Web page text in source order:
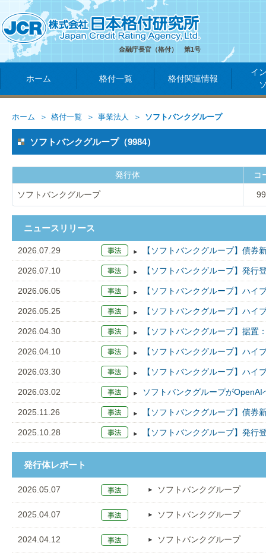
金融庁長官（格付） 第1号
ホーム 格付一覧 格付関連情報
イ
ホーム 格付一覧 事業法人 ソフトバンクグループ
ソフトバンクグループ（9984）
発行体 コ
ソフトバンクグループ
ニュースリリース
2026.07.29 【ソフトバンクグループ】債券
2026.07.10 【ソフトバンクグループ】発行
2026.06.05 【ソフトバンクグループ】ハイ
2026.05.25 【ソフトバンクグループ】ハイ
2026.04.30 【ソフトバンクグループ】据置
2026.04.10 【ソフトバンクグループ】ハイ
2026.03.30 【ソフトバンクグループ】ハイ
2026.03.02 ソフトバンクグループが
2025.11.26 【ソフトバンクグループ】債券
2025.10.28 【ソフトバンクグループ】発行
発行体レポート
2026.05.07 ソフトバンクグループ
2025.04.07 ソフトバンクグループ
2024.04.12 ソフトバンクグループ